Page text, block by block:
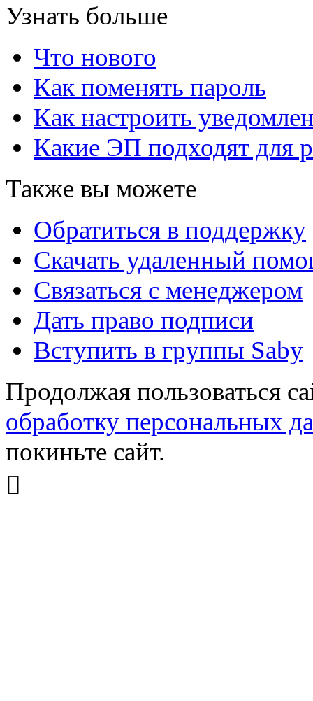
Узнать больше
Что нового
Как поменять пароль
Как настроить
Какие ЭП подходят для
Также вы можете
Обратиться в поддержку
Скачать удаленный
Связаться с менеджером
Дать право подписи
Вступить в группы Saby
Продолжая пользоваться
обработку персональных
покиньте сайт.
